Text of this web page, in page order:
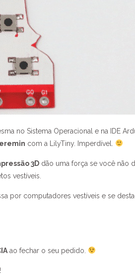
no Sistema Operacional e na IDE
com a LilyTiny. Imperdível.
3D dão uma força se você não
vestíveis.
por computadores vestíveis e se
ao fechar o seu pedido.